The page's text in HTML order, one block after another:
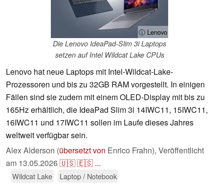
ⓘ Lenovo
Die Lenovo IdeaPad-Slim 3i Laptops
setzen auf Intel Wildcat Lake CPUs
Lenovo hat neue Laptops mit Intel-Wildcat-Lake-
Prozessoren und bis zu 32GB RAM vorgestellt. In einigen
Fällen sind sie zudem mit einem OLED-Display mit bis zu
165Hz erhältlich, die IdeaPad Slim 3i 14IWC11, 15IWC11,
16IWC11 und 17IWC11 sollen im Laufe dieses Jahres
weltweit verfügbar sein.
Alex Alderson (übersetzt von Enrico Frahn), Veröffentlicht
am 13.05.2026🇺🇸🇪🇸 ...
Wildcat Lake Laptop / Notebook